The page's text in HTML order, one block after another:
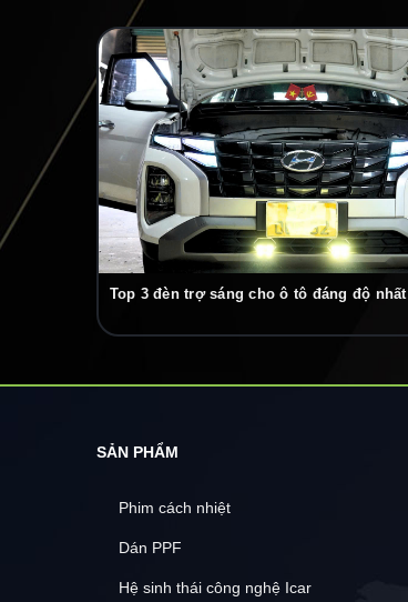
Top 3 đèn trợ sáng cho ô tô đáng độ
SẢN PHẨM
Phim cách nhiệt
Dán PPF
Hệ sinh thái công nghệ Icar